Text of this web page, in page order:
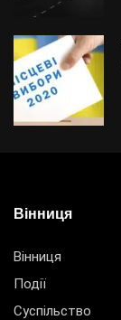
Вінниця
Вінниця
Події
Суспільство